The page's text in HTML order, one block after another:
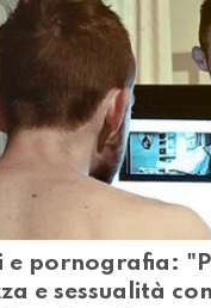
e pornografia:
e sessualità